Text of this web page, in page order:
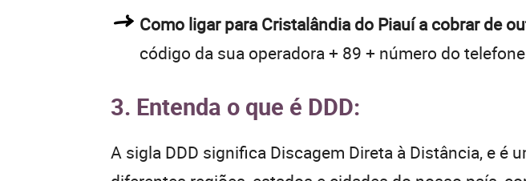
Como ligar para Cristalândia do Piauí a cobrar de
código da sua operadora + 89 + número do
3. Entenda o que é DDD:
A sigla DDD significa Discagem Direta à Distância, e